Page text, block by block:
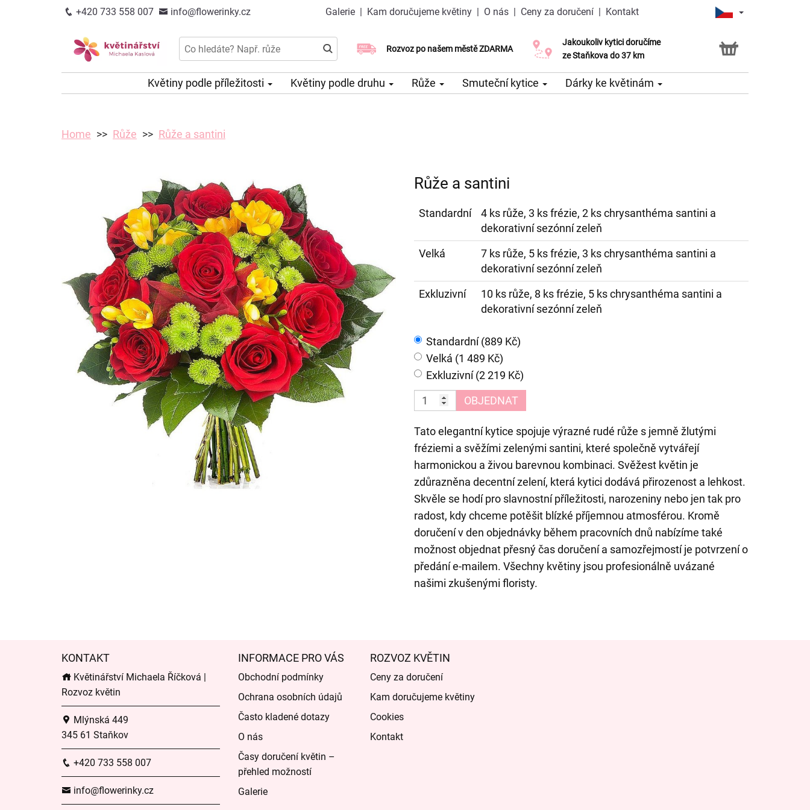
+420 733 558 007 info@flowerinky.cz Galerie | Kam doručujeme květiny | O nás | Ceny za doručení | Kontakt
Rozvoz po našem městě ZDARMA
Doručujeme již v den objednávky
Možný výběr času a dne doručení
Jakoukoliv kytici doručíme
ze Staňkova do 37 km
Možnost vyzvednout v naší květince
Květiny podle příležitosti Květiny podle druhu Růže Smuteční kytice Dárky ke květinám
Home Růže Růže a santini
Růže a santini
Standardní
4 ks růže, 3 ks frézie, 2 ks chrysanthéma santini a
dekorativní sezónní zeleň
Velká
7 ks růže, 5 ks frézie, 3 ks chrysanthéma santini a
dekorativní sezónní zeleň
Exkluzivní
10 ks růže, 8 ks frézie, 5 ks chrysanthéma santini a
dekorativní sezónní zeleň
Standardní (889 Kč)
Velká (1 489 Kč)
Exkluzivní (2 219 Kč)
OBJEDNAT
Tato elegantní kytice spojuje výrazné rudé růže s jemně žlutými
fréziemi a svěžími zelenými santini, které společně vytvářejí
harmonickou a živou barevnou kombinaci. Svěžest květin je
zdůrazněna decentní zelení, která kytici dodává přirozenost a lehkost.
Skvěle se hodí pro slavnostní příležitosti, narozeniny nebo jen tak pro
radost, kdy chceme potěšit blízké příjemnou atmosférou. Kromě
doručení v den objednávky během pracovních dnů nabízíme také
možnost objednat přesný čas doručení a samozřejmostí je potvrzení o
předání e-mailem. Všechny květiny jsou profesionálně uvázané
našimi zkušenými floristy.
KONTAKT
Květinářství Michaela Říčková |
Rozvoz květin
Mlýnská 449
345 61 Staňkov
+420 733 558 007
info@flowerinky.cz
INFORMACE PRO VÁS
Obchodní podmínky
Ochrana osobních údajů
Často kladené dotazy
O nás
Časy doručení květin –
přehled možností
Galerie
ROZVOZ KVĚTIN
Ceny za doručení
Kam doručujeme květiny
Cookies
Kontakt